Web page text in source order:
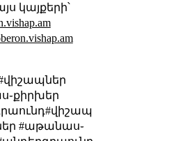
կայքերի՝
#աթանաս֊